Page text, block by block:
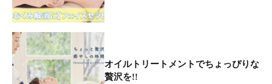
オイルトリートメントでちょっぴりな
贅沢を!!